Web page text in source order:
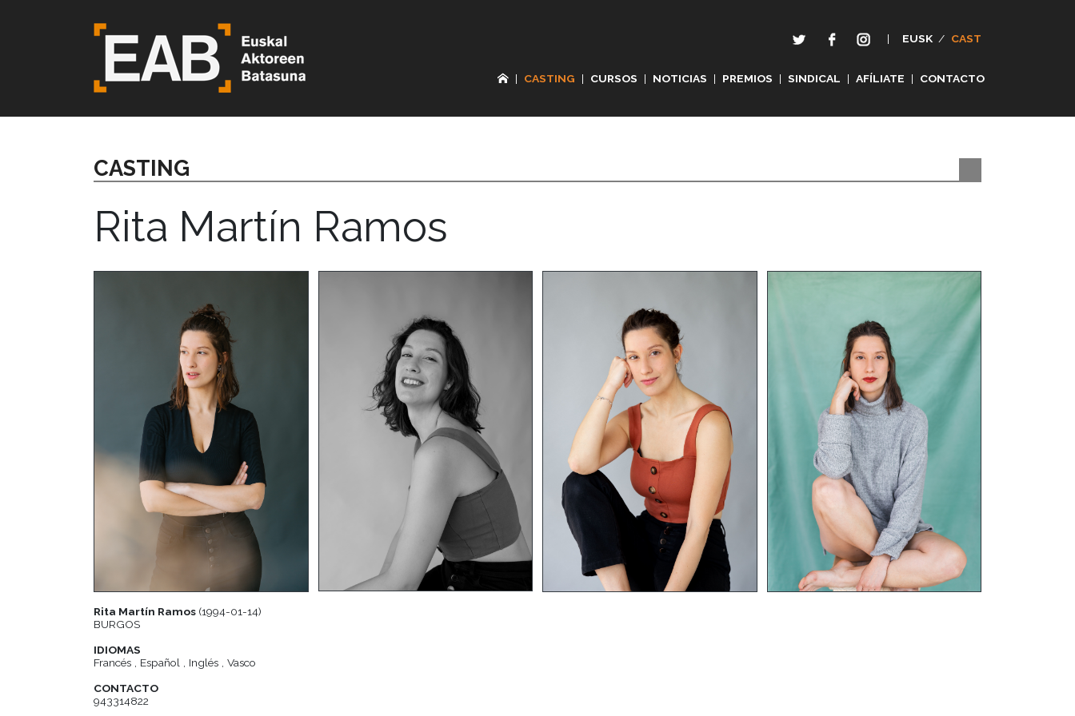
| EUSK / CAST
| CASTING | CURSOS | NOTICIAS | PREMIOS | SINDICAL | AFÍLIATE | CONTACTO
CASTING
Rita Martín Ramos
Rita Martín Ramos (1994-01-14)
BURGOS
IDIOMAS
Francés , Español , Inglés , Vasco
CONTACTO
943314822